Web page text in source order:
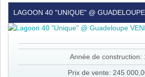
40
"Unique"
Guadeloupe
LAGOON 40 "UNIQUE" @
Année de construction:
Prix de vente: 245